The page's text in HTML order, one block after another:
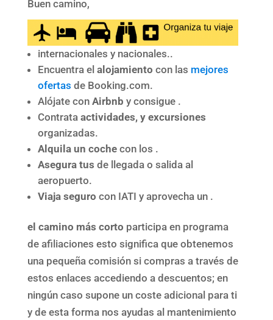
Buen camino,
internacionales y nacionales..
Encuentra el alojamiento con las mejores
ofertas de Booking.com.
Alójate con Airbnb y consigue .
Contrata actividades, y excursiones
organizadas.
Alquila un cochecon los .
Asegura tus de llegada o salida al
aeropuerto.
Viaja seguro con IATI y aprovecha un .
el camino más corto participa en programa
de afiliaciones esto significa que obtenemos
una pequeña comisión si compras a través de
estos enlaces accediendo a descuentos; en
ningún caso supone un coste adicional para ti
y de esta forma nos ayudas al mantenimiento